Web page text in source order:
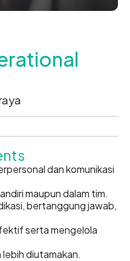
dan komunikasi
maupun dalam tim.
bertanggung jawab,
serta mengelola
diutamakan.